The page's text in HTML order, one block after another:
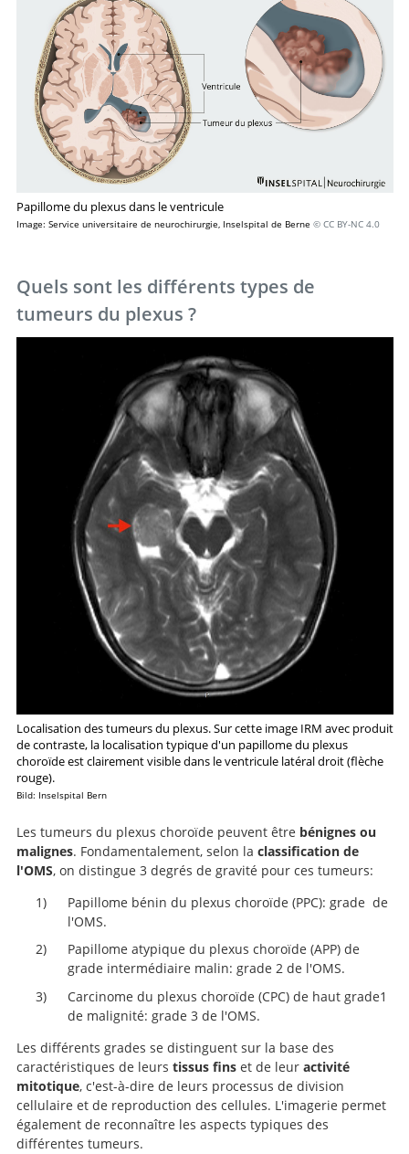
Papillome du plexus dans le ventricule
Image: Service universitaire de neurochirurgie, Inselspital de Berne © CC BY-NC 4.0
Quels sont les différents types de
tumeurs du plexus ?
Localisation des tumeurs du plexus. Sur cette image IRM avec produit
de contraste, la localisation typique d'un papillome du plexus
choroïde est clairement visible dans le ventricule latéral droit (flèche
rouge).
Bild: Inselspital Bern
Les tumeurs du plexus choroïde peuvent être bénignes ou
malignes. Fondamentalement, selon la classification de
l'OMS, on distingue 3 degrés de gravité pour ces tumeurs:
Papillome bénin du plexus choroïde (PPC): grade de
l'OMS.
Papillome atypique du plexus choroïde (APP) de
grade intermédiaire malin: grade 2 de l'OMS.
Carcinome du plexus choroïde (CPC) de haut grade1
de malignité: grade 3 de l'OMS.
Les différents grades se distinguent sur la base des
caractéristiques de leurs tissus finset de leur activité
mitotique, c'est-à-dire de leurs processus de division
cellulaire et de reproduction des cellules. L'imagerie permet
également de reconnaître les aspects typiques des
différentes tumeurs.